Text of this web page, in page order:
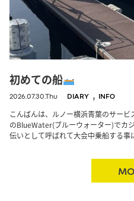
初めての船
2026.07.30.Thu DIARY , INFO
こんばんは、ルノー横浜青葉のサー
のBlueWater(ブルーウォーター)でカ
伝いとして呼ばれて大会中乗船する事